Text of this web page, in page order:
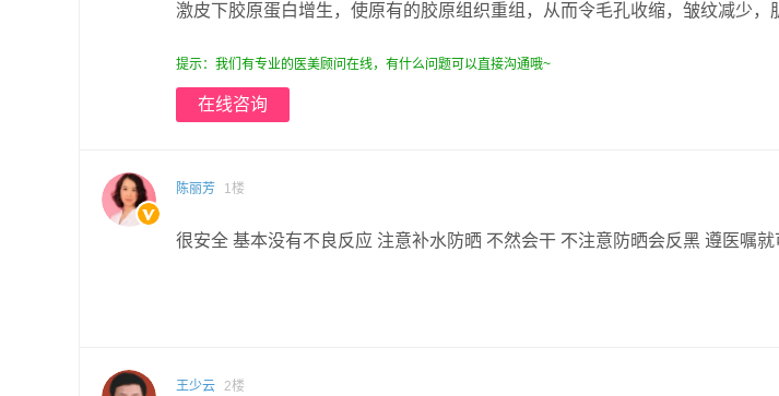
激皮下胶原蛋白增生，使原有的胶原组织重组，从而令毛孔收缩，皱纹减少，
提示：我们有专业的医美顾问在线，有什么问题可以直接沟通哦~
在线咨询
陈丽芳 1楼
很安全 基本没有不良反应 注意补水防晒 不然会干 不注意防晒会反黑 遵医嘱
王少云 2楼